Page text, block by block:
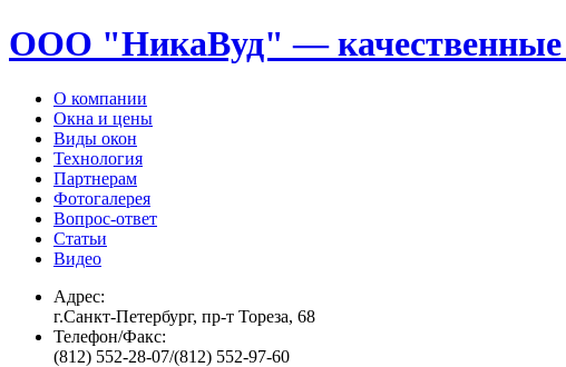
ООО "НикаВуд" — качественные
О компании
Окна и цены
Виды окон
Технология
Партнерам
Фотогалерея
Вопрос-ответ
Статьи
Видео
Адрес:
г.Санкт-Петербург, пр-т Тореза, 68
Телефон/Факс:
(812) 552-28-07/(812) 552-97-60